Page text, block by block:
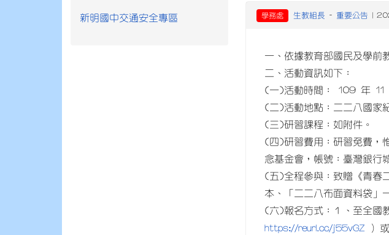
學務處 生教組長 - 重要公告 |
一、依據教育部國民及學
二、活動資訊如下：
(一)活動時間： 109 年
(二)活動地點：二二八國家
(三)研習課程：如附件。
(四)研習費用：研習免費，
念基金會，帳號：臺灣銀
(五)全程參與：致贈《青春
本、「二二八布面資料袋」
(六)報名方式：１、至全國
https://reurl.cc/j55vGZ ）
新明國中交通安全專區